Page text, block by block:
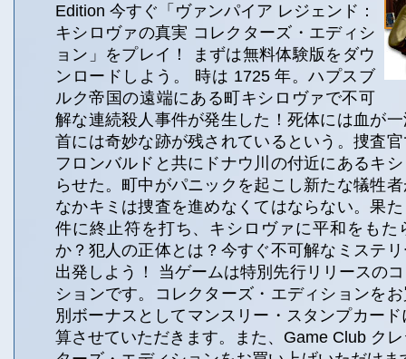
Edition 今すぐ「ヴァンパイア レジェンド：
キシロヴァの真実 コレクターズ・エディシ
ョン」をプレイ！ まずは無料体験版をダウ
ンロードしよう。 時は 1725 年。ハプスブ
ルク帝国の遠端にある町キシロヴァで不可
解な連続殺人事件が発生した！死体には血が
首には奇妙な跡が残されているという。捜査
フロンバルドと共にドナウ川の付近にあるキ
らせた。町中がパニックを起こし新たな犠牲
なかキミは捜査を進めなくてはならない。果
件に終止符を打ち、キシロヴァに平和をもた
か？犯人の正体とは？今すぐ不可解なミステ
出発しよう！ 当ゲームは特別先行リリースの
ションです。コレクターズ・エディションを
別ボーナスとしてマンスリー・スタンプカー
算させていただきます。また、Game Club ク